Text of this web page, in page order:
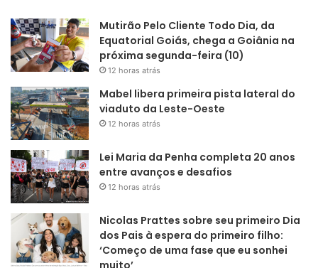
Mutirão Pelo Cliente Todo Dia, da
Equatorial Goiás, chega a Goiânia na
próxima segunda-feira (10)
12 horas atrás
Mabel libera primeira pista lateral do
viaduto da Leste-Oeste
12 horas atrás
Lei Maria da Penha completa 20 anos
entre avanços e desafios
12 horas atrás
Nicolas Prattes sobre seu primeiro Dia
dos Pais à espera do primeiro filho:
‘Começo de uma fase que eu sonhei
muito’